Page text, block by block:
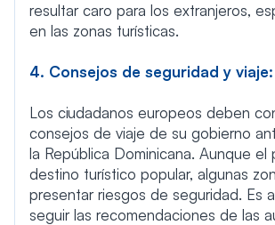
resultar caro para los extranjeros,
en las zonas turísticas.
4. Consejos de seguridad y viaje:
Los ciudadanos europeos deben
consejos de viaje de su gobierno
la República Dominicana. Aunque el
destino turístico popular, algunas
presentar riesgos de seguridad. Es
seguir las recomendaciones de las